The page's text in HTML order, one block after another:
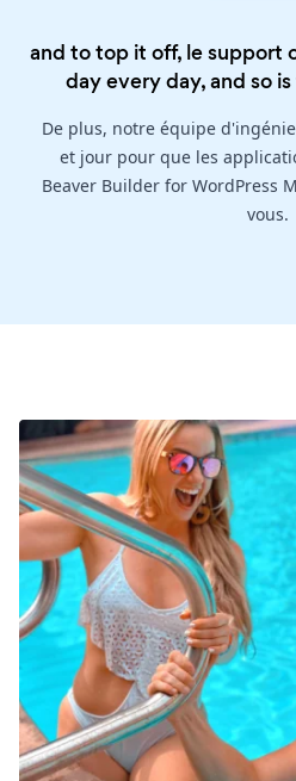
and to top it off, le support
day every day, and so
De plus, notre équipe
et jour pour que les
Beaver Builder for WordPress
vous.